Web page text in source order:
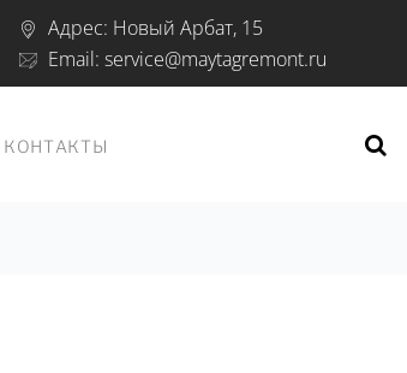
Адрес: Новый Арбат, 15
Email: service@maytagremont.ru
КОНТАКТЫ